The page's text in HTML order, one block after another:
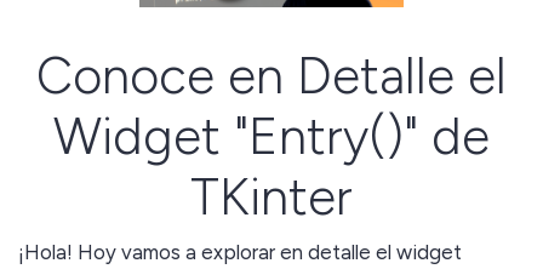
Conoce en Detalle el
Widget "Entry()" de
TKinter
¡Hola! Hoy vamos a explorar en detalle el widget